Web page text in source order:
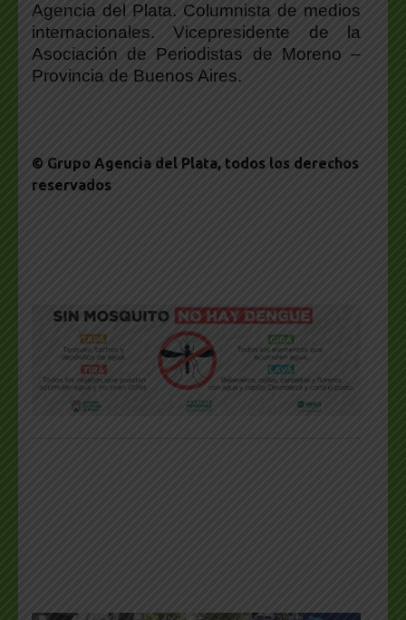
Agencia del Plata. Columnista de medios
internacionales. Vicepresidente de la
Asociación de Periodistas de Moreno –
Provincia de Buenos Aires.
© Grupo Agencia del Plata, todos los derechos
reservados